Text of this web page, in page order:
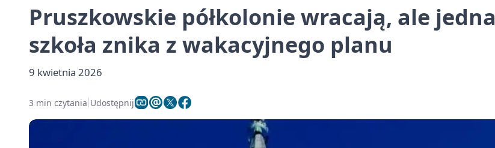
Pruszkowskie półkolonie wracają, ale jedna
szkoła znika z wakacyjnego planu
9 kwietnia 2026
3 min czytania Udostępnij